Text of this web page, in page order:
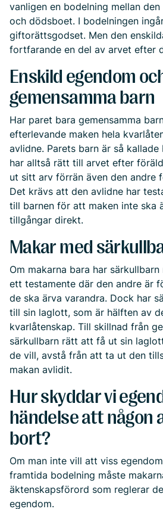
vanligen en bodelning mellan
och dödsboet. I bodelningen
giftorättsgodset. Men den
fortfarande en del av arvet efter
Enskild egendom
gemensamma barn
Har paret bara gemensamma
efterlevande maken hela
avlidne. Parets barn är så
har alltså rätt till arvet efter
ut sitt arv förrän även den andre
Det krävs att den avlidne har
till barnen för att maken inte ska
tillgångar direkt.
Makar med
Om makarna bara har
ett testamente där den andre är
de ska ärva varandra. Dock har
till sin laglott, som är hälften av
kvarlåtenskap. Till skillnad från
särkullbarn rätt att få ut sin
de vill, avstå från att ta ut den
makan avlidit.
Hur skyddar vi
händelse att någon
bort?
Om man inte vill att viss
framtida bodelning måste
äktenskapsförord som reglerar
egendom.